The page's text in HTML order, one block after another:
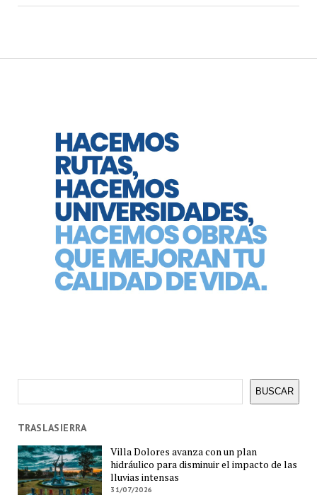
BUSCAR
TRASLASIERRA
Villa Dolores avanza con un plan
hidráulico para disminuir el impacto de las
lluvias intensas
31/07/2026